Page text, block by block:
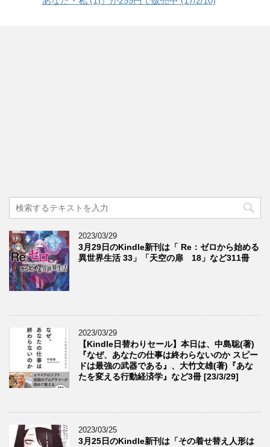
2023/03/29
3月29日のKindle新刊は「 Re：ゼロから始める
異世界生活 33」「天空の扉 18」など311冊
2023/03/29
【Kindle日替わりセール】本日は、中島聡(著)
『なぜ、あなたの仕事は終わらないのか スピー
ドは最強の武器である』、大竹文雄(著)『あな
たを変える行動経済学』など3冊 [23/3/29]
2023/03/25
3月25日のKindle新刊は「その着せ替え人形は